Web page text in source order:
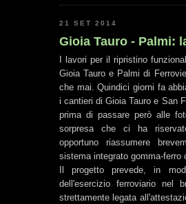
21 SET 2014
Gioia Tauro - Palmi:
I lavori per il ripristino
Gioia Tauro e Palmi di
che mai. Quindici giorni fa
i cantieri di Gioia Tauro e San
prima di passare però alle
sorpresa che ci ha
opportuno riassumere
sistema integrato gomma-ferro
Il progetto prevede, in
dell'esercizio ferroviario nel
strettamente legata